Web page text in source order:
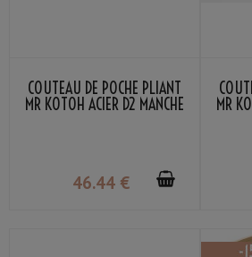
COUTEAU DE POCHE PLIANT
MR KOTOH ACIER D2 MANCHE
46.44 €
MR